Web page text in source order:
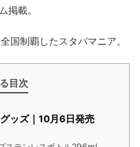
掲載。
制覇したスタバマニア。
目次
ッズ｜10月6日発売